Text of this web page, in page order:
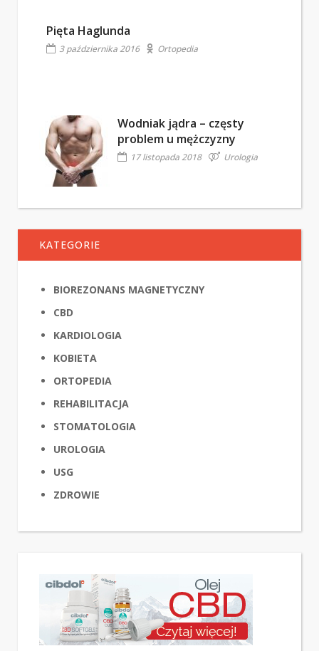
Pięta Haglunda
3 października 2016 Ortopedia
Wodniak jądra – częsty
problem u mężczyzny
17 listopada 2018 Urologia
KATEGORIE
BIOREZONANS MAGNETYCZNY
CBD
KARDIOLOGIA
KOBIETA
ORTOPEDIA
REHABILITACJA
STOMATOLOGIA
UROLOGIA
USG
ZDROWIE